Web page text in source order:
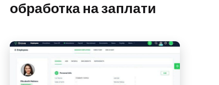
обработка на заплати